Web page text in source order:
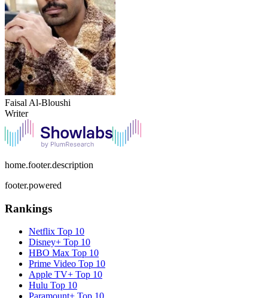
Faisal Al-Bloushi
Writer
home.footer.description
footer.powered
Rankings
Netflix Top 10
Disney+ Top 10
HBO Max Top 10
Prime Video Top 10
Apple TV+ Top 10
Hulu Top 10